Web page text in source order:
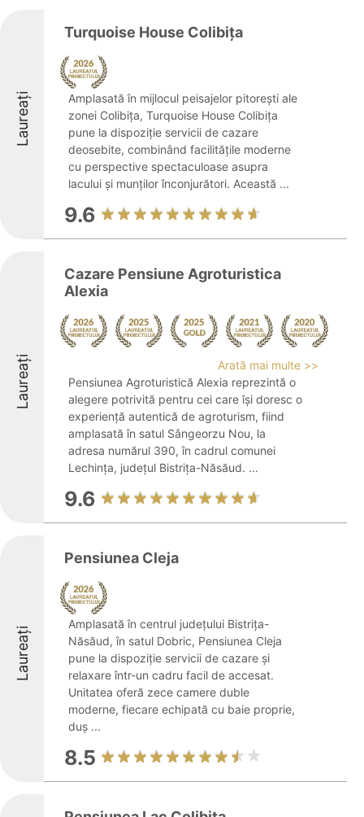
Laureați
Turquoise House Colibița
Amplasată în mijlocul peisajelor pitorești ale
zonei Colibița, Turquoise House Colibița
pune la dispoziție servicii de cazare
deosebite, combinând facilitățile moderne
cu perspective spectaculoase asupra
lacului și munților înconjurători. Această ...
9.6
Laureați
Cazare Pensiune Agroturistica
Alexia
Arată mai multe >>
Pensiunea Agroturistică Alexia reprezintă o
alegere potrivită pentru cei care își doresc o
experiență autentică de agroturism, fiind
amplasată în satul Sângeorzu Nou, la
adresa numărul 390, în cadrul comunei
Lechința, județul Bistrița-Năsăud. ...
9.6
Laureați
Pensiunea Cleja
Amplasată în centrul județului Bistrița-
Năsăud, în satul Dobric, Pensiunea Cleja
pune la dispoziție servicii de cazare și
relaxare într-un cadru facil de accesat.
Unitatea oferă zece camere duble
moderne, fiecare echipată cu baie proprie,
duș ...
8.5